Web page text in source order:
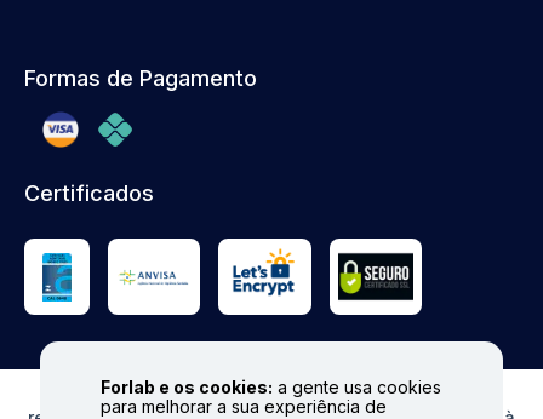
Forlab e os cookies: a gente usa cookies
para melhorar a sua experiência de
Formas de Pagamento
Certificados
© FORLAB - Todos os direitos reservados. Proibida